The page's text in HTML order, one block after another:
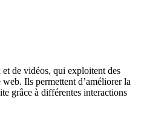
de vidéos, qui exploitent des
Ils permettent d’améliorer la
grâce à différentes interactions